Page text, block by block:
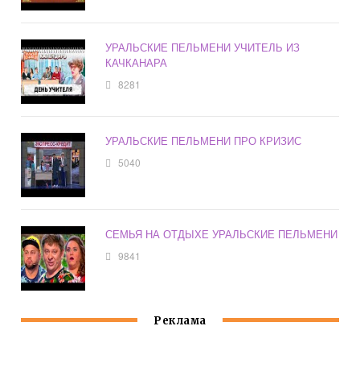
УРАЛЬСКИЕ ПЕЛЬМЕНИ УЧИТЕЛЬ ИЗ
КАЧКАНАРА
8281
УРАЛЬСКИЕ ПЕЛЬМЕНИ ПРО КРИЗИС
5040
СЕМЬЯ НА ОТДЫХЕ УРАЛЬСКИЕ ПЕЛЬМЕНИ
9841
Реклама